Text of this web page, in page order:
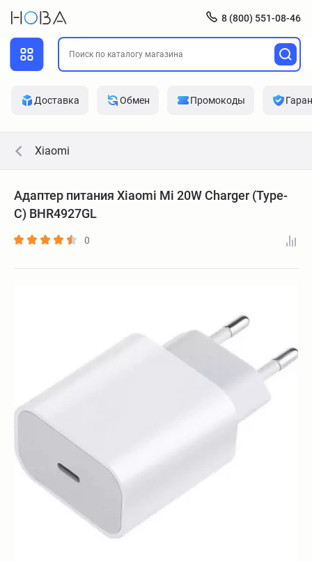
8 (800) 551-08-46
Доставка Обмен Промокоды
Xiaomi
Адаптер питания Xiaomi Mi 20W Charger (Type-
C) BHR4927GL
0